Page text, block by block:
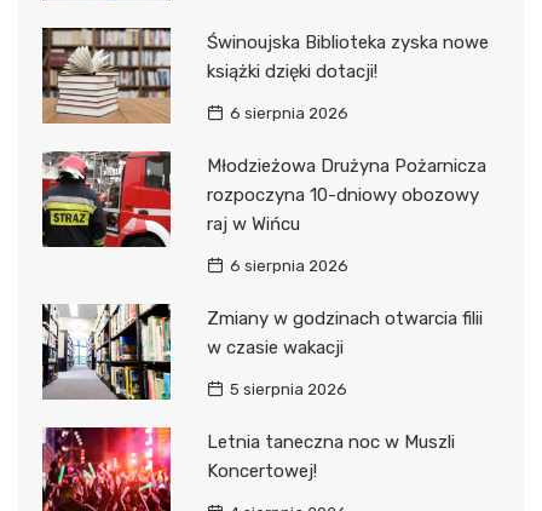
Świnoujska Biblioteka zyska nowe
książki dzięki dotacji!
6 sierpnia 2026
Młodzieżowa Drużyna Pożarnicza
rozpoczyna 10-dniowy obozowy
raj w Wińcu
6 sierpnia 2026
Zmiany w godzinach otwarcia filii
w czasie wakacji
5 sierpnia 2026
Letnia taneczna noc w Muszli
Koncertowej!